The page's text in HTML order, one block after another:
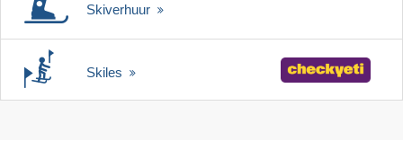
Skiverhuur
Skiles